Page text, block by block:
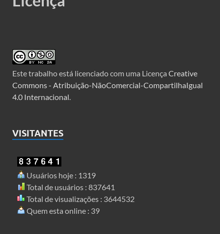
Este trabalho está licenciado com uma Licença Creative
Commons - Atribuição-NãoComercial-CompartilhaIgual
4.0 Internacional
VISITANTES
Usuários hoje : 1319
Total de usuários : 837641
Total de visualizações : 3644532
Quem esta online : 39